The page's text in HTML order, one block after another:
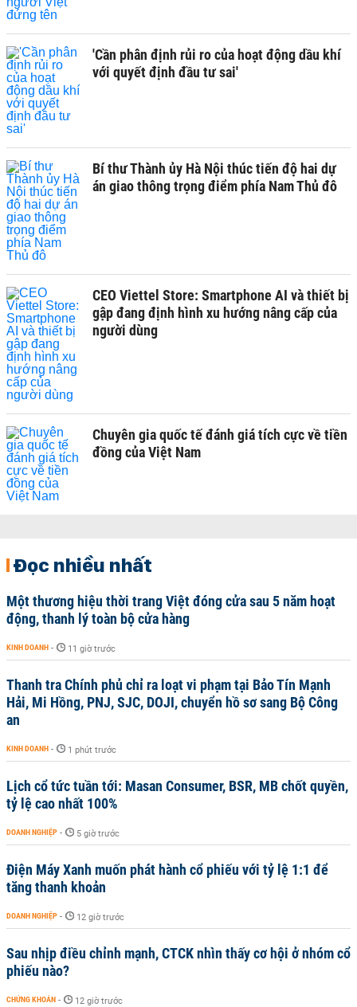
'Cần phân định rủi ro của hoạt động dầu khí
với quyết định đầu tư sai'
Bí thư Thành ủy Hà Nội thúc tiến độ hai dự
án giao thông trọng điểm phía Nam Thủ đô
CEO Viettel Store: Smartphone AI và thiết bị
gập đang định hình xu hướng nâng cấp của
người dùng
Chuyên gia quốc tế đánh giá tích cực về tiền
đồng của Việt Nam
Đọc nhiều nhất
Một thương hiệu thời trang Việt đóng cửa sau 5 năm hoạt
động, thanh lý toàn bộ cửa hàng
KINH DOANH - 11 giờ trước
Thanh tra Chính phủ chỉ ra loạt vi phạm tại Bảo Tín Mạnh
Hải, Mi Hồng, PNJ, SJC, DOJI, chuyển hồ sơ sang Bộ Công
an
KINH DOANH - 1 phút trước
Lịch cổ tức tuần tới: Masan Consumer, BSR, MB chốt quyền,
tỷ lệ cao nhất 100%
DOANH NGHIỆP - 5 giờ trước
Điện Máy Xanh muốn phát hành cổ phiếu với tỷ lệ 1:1 để
tăng thanh khoản
DOANH NGHIỆP - 12 giờ trước
Sau nhịp điều chỉnh mạnh, CTCK nhìn thấy cơ hội ở nhóm cổ
phiếu nào?
CHỨNG KHOÁN - 12 giờ trước